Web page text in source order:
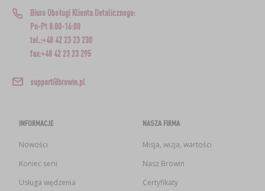
Biuro Obsługi Klienta Detalicznego:
Pn-Pt 8:00-16:00
tel.:+48 42 23 23 230
fax:+48 42 23 23 295
support@browin.pl
INFORMACJE
Nowości
Koniec serii
Usługa wędzenia
NASZA FIRMA
Misja, wizja, wartości
Nasz Browin
Certyfikaty